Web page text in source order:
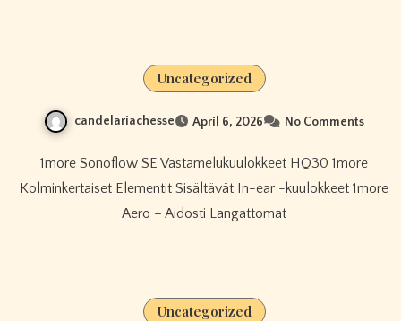
Uncategorized
candelariachesse April 6, 2026 No Comments
1more Sonoflow SE Vastamelukuulokkeet HQ30 1more
Kolminkertaiset Elementit Sisältävät In-ear -kuulokkeet 1more
Aero – Aidosti Langattomat
Uncategorized